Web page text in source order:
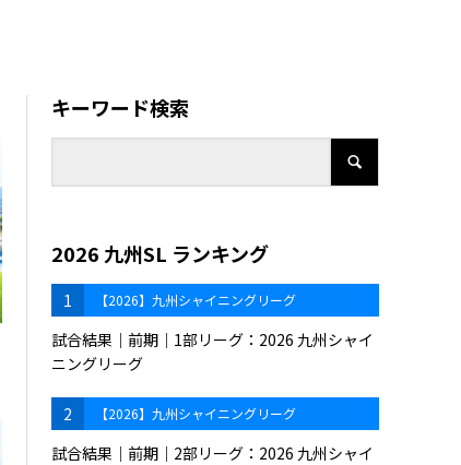
キーワード検索
2026 九州SL ランキング
1 【2026】九州シャイニングリーグ
試合結果｜前期｜1部リーグ：2026 九州シャイ
ニングリーグ
2 【2026】九州シャイニングリーグ
試合結果｜前期｜2部リーグ：2026 九州シャイ